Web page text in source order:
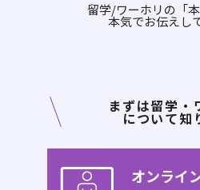
留学/ワーホリの「
本気でお伝えし
まずは留学・
について知
オンライ